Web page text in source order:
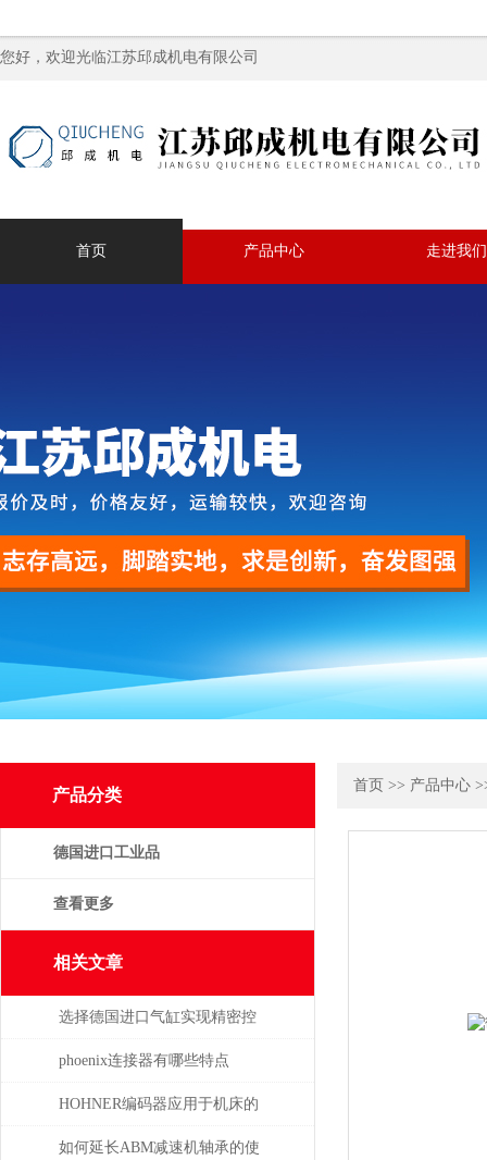
您好，欢迎光临江苏邱成机电有限公司
首页 产品中心 走进我们
产品分类
德国进口工业品
查看更多
相关文章
选择德国进口气缸实现精密控
制和动力传输
phoenix连接器有哪些特点
HOHNER编码器应用于机床的
位移测量和主轴控制
如何延长ABM减速机轴承的使
首页 >> 产品中心